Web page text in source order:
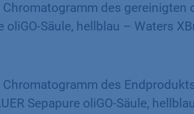
Chromatogramm des gereinigten
oliGO-Säule, hellblau – Waters
Chromatogramm des
Sepapure oliGO-Säule,